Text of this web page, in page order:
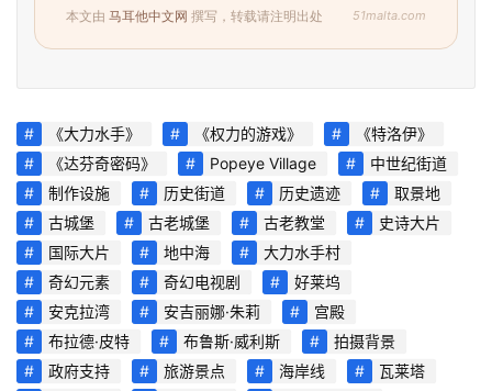
本文由 马耳他中文网 撰写，转载请注明出处 51malta.com
《大力水手》 《权力的游戏》
《特洛伊》
《达芬奇密码》
Popeye Village
中世纪街道
制作设施
历史街道 历史遗迹
取景地
古城堡
古老城堡 古老教堂
史诗大片
国际大片
地中海
大力水手村
奇幻元素
奇幻电视剧
好莱坞
安克拉湾
安吉丽娜·朱莉
宫殿
布拉德·皮特
布鲁斯·威利斯
拍摄背景
政府支持
旅游景点 海岸线
瓦莱塔